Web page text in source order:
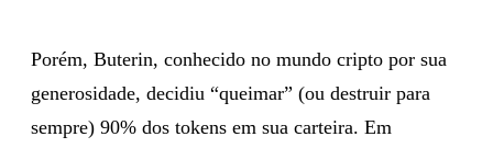
Porém, Buterin, conhecido no mundo cripto por sua
generosidade, decidiu “queimar” (ou destruir para
sempre) 90% dos tokens em sua carteira. Em